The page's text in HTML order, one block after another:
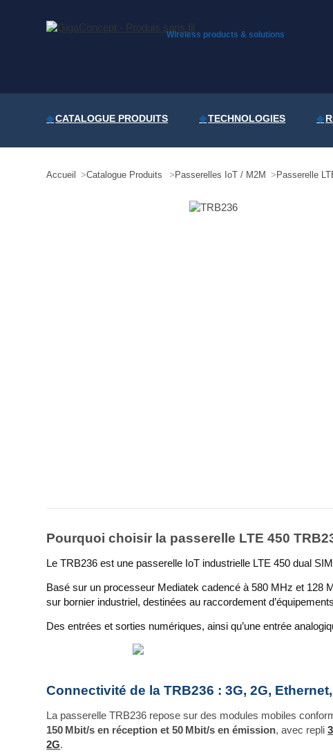
Wireless products & solutions
CATALOGUE PRODUITS TECHNOLOGIES
Accueil Catalogue Produits Passerelles IoT / M2M Passerelle
Pourquoi choisir la passerelle LTE 450
Le TRB236 est une passerelle IoT industrielle LTE 450 dual
Basé sur un processeur Mediatek cadencé à 580 MHz et 128
sur bornier industriel, destinées au raccordement
Des entrées et sorties numériques, ainsi qu’une entrée
Connectivité de la TRB236 : 3G, 2G,
La passerelle TRB236 repose sur des modules mobiles
150 Mbit/s en réception et 50 Mbit/s en émission, avec repli
2G.